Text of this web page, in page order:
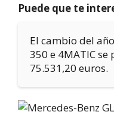
Puede que te
El cambio del
350 e 4MATIC
75.531,20 euros.